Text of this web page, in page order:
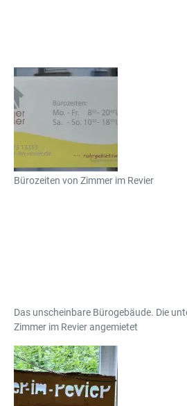
Bürozeiten von Zimmer im Revier
Das unscheinbare Bürogebäude. Die
Zimmer im Revier angemietet